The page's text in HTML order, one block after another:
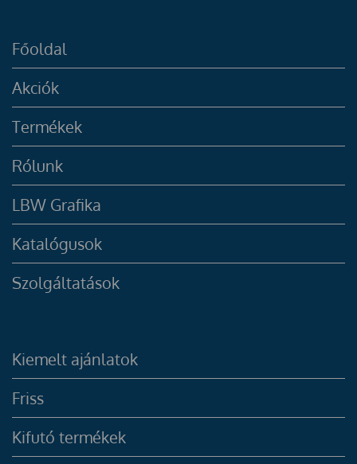
Főoldal
Akciók
Termékek
Rólunk
LBW Grafika
Katalógusok
Szolgáltatások
Kiemelt ajánlatok
Friss
Kifutó termékek